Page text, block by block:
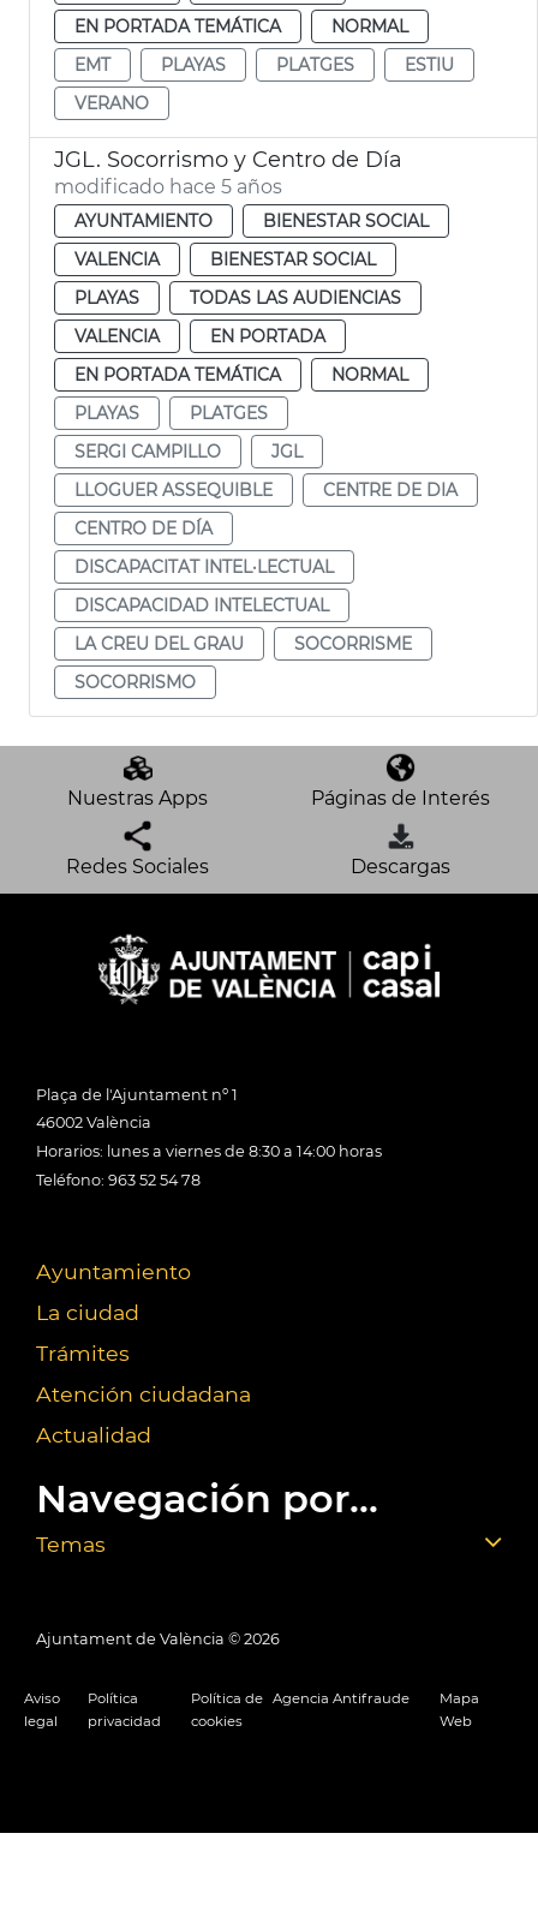
EN PORTADA TEMÁTICA
NORMAL
EMT
PLAYAS PLATGES
ESTIU
VERANO
JGL. Socorrismo y Centro de Día
modificado hace 5 años
AYUNTAMIENTO
BIENESTAR SOCIAL
VALENCIA
BIENESTAR SOCIAL
PLAYAS
TODAS LAS AUDIENCIAS
VALENCIA
EN PORTADA
EN PORTADA TEMÁTICA
NORMAL
PLAYAS
PLATGES
SERGI CAMPILLO
JGL
LLOGUER ASSEQUIBLE
CENTRE DE DIA
CENTRO DE DÍA
DISCAPACITAT INTEL·LECTUAL
DISCAPACIDAD INTELECTUAL
LA CREU DEL GRAU
SOCORRISME
SOCORRISMO
Nuestras Apps Páginas de Interés
Redes Sociales Descargas
Plaça de l'Ajuntament nº 1
46002 València
Horarios: lunes a viernes de 8:30 a 14:00 horas
Teléfono: 963 52 54 78
Ayuntamiento
La ciudad
Trámites
Atención ciudadana
Actualidad
Navegación por...
Temas
Ajuntament de València © 2026
Aviso
legal
Política
privacidad
Política de
cookies
Agencia Antifraude
Mapa
Web